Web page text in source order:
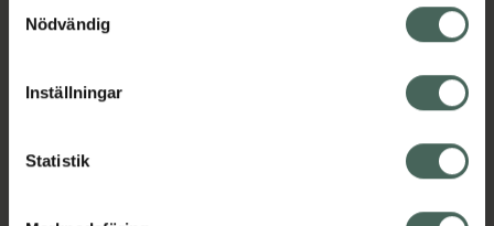
återkalla ditt samtycke via webbplatsens
cookieinställningar. Ett återkallat samtycke påverkar inte
lagligheten av behandling som skett innan återkallelsen.
Nödvändig
Inställningar
Statistik
Omdömen Visa
Innehåll Visa
Instruktioner Visa